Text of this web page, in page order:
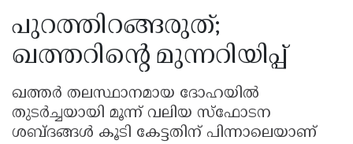
പുറത്തിറങ്ങരുത്;
ഖത്തറിന്റെ മുന്നറിയിപ്പ്
ഖത്തർ തലസ്ഥാനമായ ദോഹയിൽ
തുടർച്ചയായി മൂന്ന് വലിയ സ്ഫോടന
ശബ്ദങ്ങൾ കൂടി കേട്ടതിന് പിന്നാലെയാണ്